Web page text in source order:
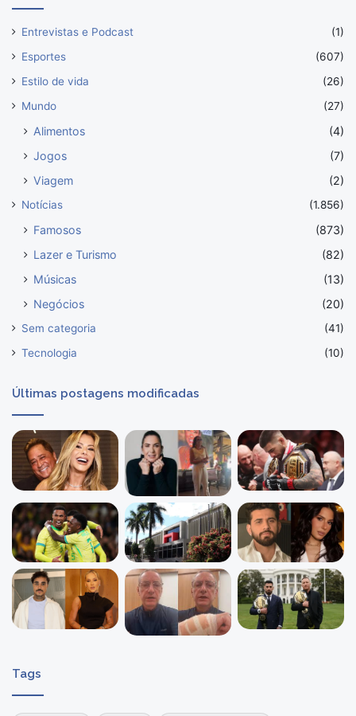
Entrevistas e Podcast
(1)
Esportes
(607)
Estilo de vida
(26)
Mundo
(27)
Alimentos
(4)
Jogos
(7)
Viagem
(2)
Notícias (1.856)
Famosos
(873)
Lazer e Turismo
(82)
Músicas
(13)
Negócios
(20)
Sem categoria
(41)
Tecnologia
(10)
Últimas postagens modificadas
Tags